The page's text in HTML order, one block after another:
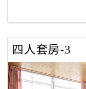
四人套房-3